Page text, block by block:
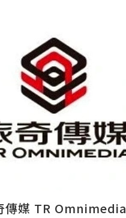
傳媒 TR Omnimedia